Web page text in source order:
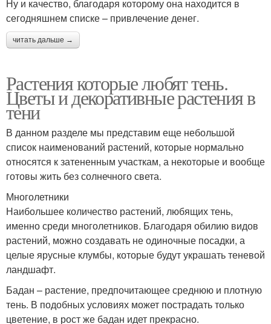
Ну и качество, благодаря которому она находится в
сегодняшнем списке – привлечение денег.
читать дальше →
Растения которые любят тень.
Цветы и декоративные растения в
тени
В данном разделе мы представим еще небольшой
список наименований растений, которые нормально
относятся к затененным участкам, а некоторые и вообще
готовы жить без солнечного света.
Многолетники
Наибольшее количество растений, любящих тень,
именно среди многолетников. Благодаря обилию видов
растений, можно создавать не одиночные посадки, а
целые ярусные клумбы, которые будут украшать теневой
ландшафт.
Бадан – растение, предпочитающее среднюю и плотную
тень. В подобных условиях может пострадать только
цветение, в рост же бадан идет прекрасно.